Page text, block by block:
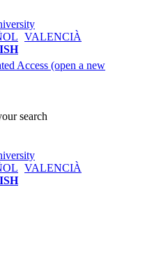
VALENCIÀ
Access (open a new
search
VALENCIÀ